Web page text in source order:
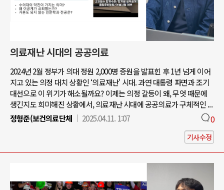
의료재난 시대의 공공의료
2024년 2월 정부가 의대 정원 2,000명 증원을 발표힌 후 1년 넘게 이어
지고 있는 의정 대치 상황인 ‘의료재난' 시대. 과연 대통령 파면과 조기
대선으로 이 위기가 해소될까요? 이제는 의정 갈등이 왜, 무엇 때문에
생긴지도 희미해진 상황에서, 의료재난 시대에 공공의료가 구체적인 ...
정형준(보건의료단체
2025.04.11. 1:07 0
기사수정